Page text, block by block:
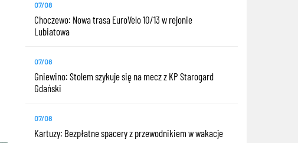
07/08
Choczewo: Nowa trasa EuroVelo 10/13 w rejonie
Lubiatowa
07/08
Gniewino: Stolem szykuje się na mecz z KP Starogard
Gdański
07/08
Kartuzy: Bezpłatne spacery z przewodnikiem w wakacje